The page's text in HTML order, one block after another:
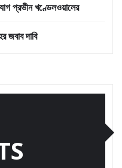
প্রভীন খণ্ডেলওয়ালের
জবাব দাবি